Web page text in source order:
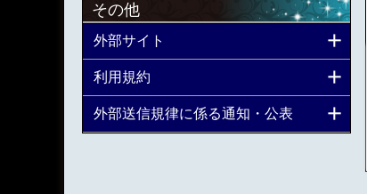
その他
外部サイト
利用規約
外部送信規律に係る通知・公表